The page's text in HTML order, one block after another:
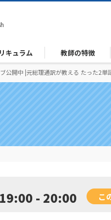
キュラム 教師の特徴
公開中 |元総理通訳が教える たった2
19:00 - 20:00 こ